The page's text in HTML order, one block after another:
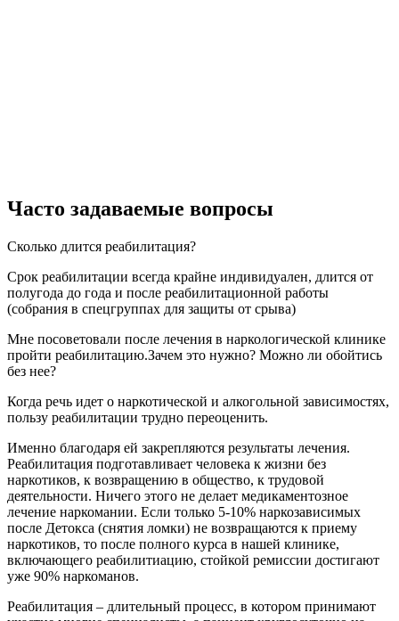
Часто задаваемые вопросы
Сколько длится реабилитация?
Срок реабилитации всегда крайне индивидуален, длится от
полугода до года и после реабилитационной работы
(собрания в спецгруппах для защиты от срыва)
Мне посоветовали после лечения в наркологической клинике
пройти реабилитацию.Зачем это нужно? Можно ли обойтись
без нее?
Когда речь идет о наркотической и алкогольной зависимостях,
пользу реабилитации трудно переоценить.
Именно благодаря ей закрепляются результаты лечения.
Реабилитация подготавливает человека к жизни без
наркотиков, к возвращению в общество, к трудовой
деятельности. Ничего этого не делает медикаментозное
лечение наркомании. Если только 5-10% наркозависимых
после Детокса (снятия ломки) не возвращаются к приему
наркотиков, то после полного курса в нашей клинике,
включающего реабилитиацию, стойкой ремиссии достигают
уже 90% наркоманов.
Реабилитация – длительный процесс, в котором принимают